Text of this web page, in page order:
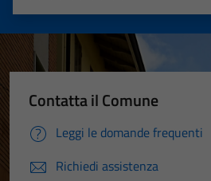
Valuta 5 stelle su 5
Valuta 4 stelle su 5
Valuta 3 stelle su 5
Valuta 2 stelle su 5
Valuta 1 stelle su 5
Contatta il Comune
Leggi le domande frequenti
Richiedi assistenza